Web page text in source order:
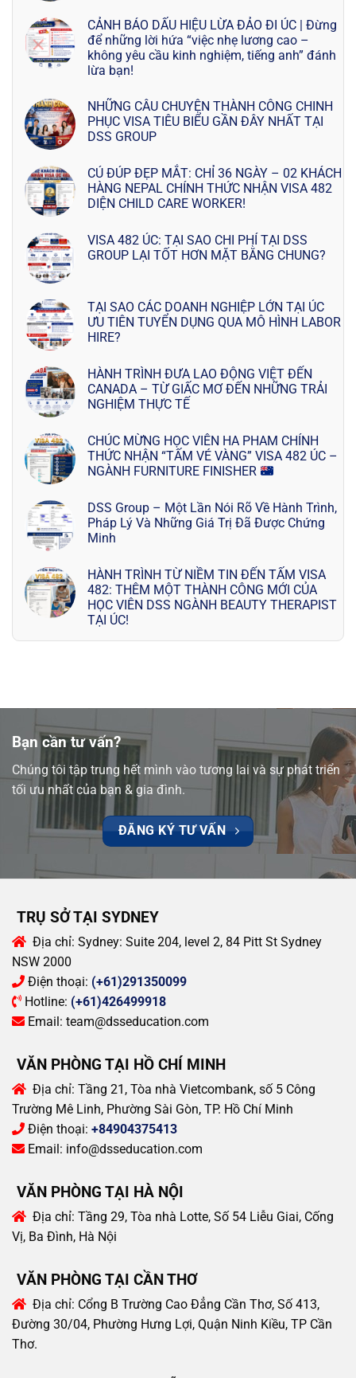
CẢNH BÁO DẤU HIỆU LỪA ĐẢO ĐI ÚC | Đừng
để những lời hứa “việc nhẹ lương cao –
không yêu cầu kinh nghiệm, tiếng anh” đánh
lừa bạn!
NHỮNG CÂU CHUYỆN THÀNH CÔNG CHINH
PHỤC VISA TIÊU BIỂU GẦN ĐÂY NHẤT TẠI
DSS GROUP
CÚ ĐÚP ĐẸP MẮT: CHỈ 36 NGÀY – 02 KHÁCH
HÀNG NEPAL CHÍNH THỨC NHẬN VISA 482
DIỆN CHILD CARE WORKER!
VISA 482 ÚC: TẠI SAO CHI PHÍ TẠI DSS
GROUP LẠI TỐT HƠN MẶT BẰNG CHUNG?
TẠI SAO CÁC DOANH NGHIỆP LỚN TẠI ÚC
ƯU TIÊN TUYỂN DỤNG QUA MÔ HÌNH LABOR
HIRE?
HÀNH TRÌNH ĐƯA LAO ĐỘNG VIỆT ĐẾN
CANADA – TỪ GIẤC MƠ ĐẾN NHỮNG TRẢI
NGHIỆM THỰC TẾ
CHÚC MỪNG HỌC VIÊN HA PHAM CHÍNH
THỨC NHẬN “TẤM VÉ VÀNG” VISA 482 ÚC –
NGÀNH FURNITURE FINISHER
DSS Group – Một Lần Nói Rõ Về Hành Trình,
Pháp Lý Và Những Giá Trị Đã Được Chứng
Minh
HÀNH TRÌNH TỪ NIỀM TIN ĐẾN TẤM VISA
482: THÊM MỘT THÀNH CÔNG MỚI CỦA
HỌC VIÊN DSS NGÀNH BEAUTY THERAPIST
TẠI ÚC!
Bạn cần tư vấn?
Chúng tôi tập trung hết mình vào tương lai và sự phát triển
tối ưu nhất của bạn & gia đình.
ĐĂNG KÝ TƯ VẤN
TRỤ SỞ TẠI SYDNEY
Địa chỉ: Sydney: Suite 204, level 2, 84 Pitt St Sydney
NSW 2000
Điện thoại: (+61)291350099
Hotline: (+61)426499918
Email: team@dsseducation.com
VĂN PHÒNG TẠI HỒ CHÍ MINH
Địa chỉ: Tầng 21, Tòa nhà Vietcombank, số 5 Công
Trường Mê Linh, Phường Sài Gòn, TP. Hồ Chí Minh
Điện thoại: +84904375413
Email: info@dsseducation.com
VĂN PHÒNG TẠI HÀ NỘI
Địa chỉ: Tầng 29, Tòa nhà Lotte, Số 54 Liễu Giai, Cống
Vị, Ba Đình, Hà Nội
VĂN PHÒNG TẠI CẦN THƠ
Địa chỉ: Cổng B Trường Cao Đẳng Cần Thơ, Số 413,
Đường 30/04, Phường Hưng Lợi, Quận Ninh Kiều, TP Cần
Thơ.